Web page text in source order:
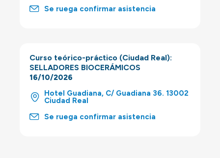
Se ruega confirmar asistencia
Curso teórico-práctico (Ciudad Real):
SELLADORES BIOCERÁMICOS
16/10/2026
Hotel Guadiana, C/ Guadiana 36. 13002
Ciudad Real
Se ruega confirmar asistencia